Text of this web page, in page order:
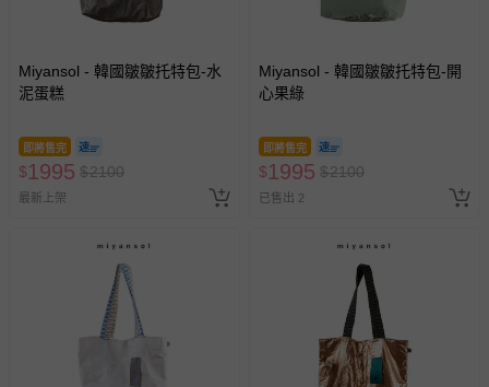
Miyansol - 韓國皺皺托特包-水
泥蛋糕
即將售完
$1995 $2100
最新上架
Miyansol - 韓國皺皺托特包-開
心果綠
即將售完
$1995 $2100
已售出 2